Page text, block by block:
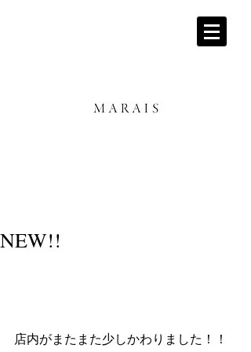
NEW!!
店内がまたまた少しかわりました！！